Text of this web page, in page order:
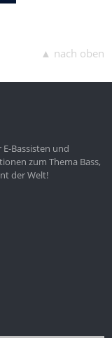
▲ nach oben
E-Bassisten und
zum Thema Bass,
der Welt!